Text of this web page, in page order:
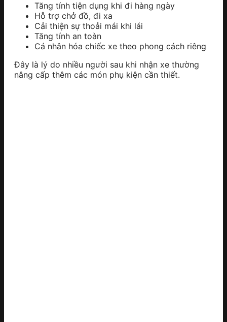
Tăng tính tiện dụng khi đi hàng ngày
Hỗ trợ chở đồ, đi xa
Cải thiện sự thoải mái khi lái
Tăng tính an toàn
Cá nhân hóa chiếc xe theo phong cách riêng
Đây là lý do nhiều người sau khi nhận xe thường
nâng cấp thêm các món phụ kiện cần thiết.